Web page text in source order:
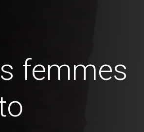
femmes